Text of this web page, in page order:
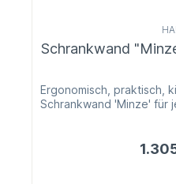
Schrankwand
Ergonomisch, praktisch,
Schrankwand 'Minze' für